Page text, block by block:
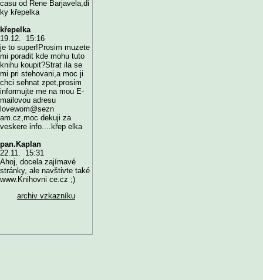
casu od Rene Barjavela,di
ky křepelka
křepelka
19.12. 15:16
je to super!Prosim muzete
mi poradit kde mohu tuto
knihu koupit?Strat ila se
mi pri stehovani,a moc ji
chci sehnat zpet,prosim
informujte me na mou E-
mailovou adresu
lovewom@sezn
am.cz,moc dekuji za
veskere info....křep elka
pan.Kaplan
22.11. 15:31
Ahoj, docela zajímavé
stránky, ale navštivte také
www.Knihovni ce.cz ;)
archiv vzkazníku